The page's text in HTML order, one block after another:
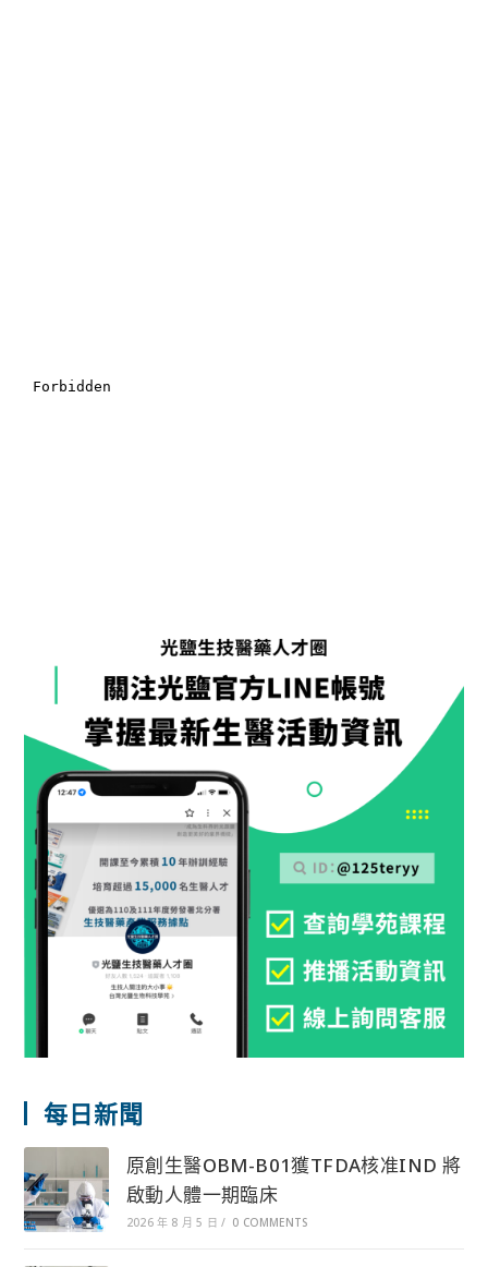
每日新聞
原創生醫OBM-B01獲TFDA核准IND 將
啟動人體一期臨床
2026 年 8 月 5 日 / 0 COMMENTS